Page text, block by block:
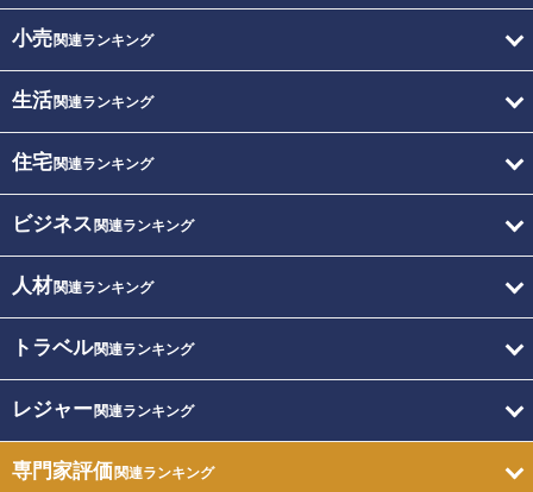
小売関連ランキング
生活関連ランキング
住宅関連ランキング
ビジネス 関連ランキング
人材関連ランキング
トラベル関連ランキング
レジャー関連ランキング
専門家評価関連ランキング